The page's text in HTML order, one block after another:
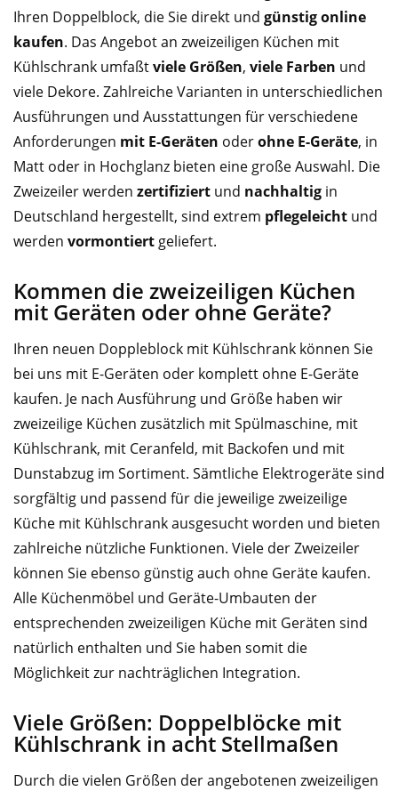
Ihren Doppelblock, die Sie direkt und günstig online
kaufen. Das Angebot an zweizeiligen Küchen mit
Kühlschrank umfaßtviele Größen, viele Farben und
viele Dekore. Zahlreiche Varianten in unterschiedlichen
Ausführungen und Ausstattungen für verschiedene
Anforderungen mit E-Geräten oderohne E-Geräte, in
Matt oder in Hochglanz bieten eine große Auswahl. Die
Zweizeiler werden zertifiziert und nachhaltig in
Deutschland hergestellt, sind extrem pflegeleicht und
werden vormontiert geliefert.
Kommen die zweizeiligen Küchen
mit Geräten oder ohne Geräte?
Ihren neuen Doppleblock mit Kühlschrank können Sie
bei uns mit E-Geräten oder komplett ohne E-Geräte
kaufen. Je nach Ausführung und Größe haben wir
zweizeilige Küchen zusätzlich mit Spülmaschine, mit
Kühlschrank, mit Ceranfeld, mit Backofen und mit
Dunstabzug im Sortiment. Sämtliche Elektrogeräte sind
sorgfältig und passend für die jeweilige zweizeilige
Küche mit Kühlschrank ausgesucht worden und bieten
zahlreiche nützliche Funktionen. Viele der Zweizeiler
können Sie ebenso günstig auch ohne Geräte kaufen.
Alle Küchenmöbel und Geräte-Umbauten der
entsprechenden zweizeiligen Küche mit Geräten sind
natürlich enthalten und Sie haben somit die
Möglichkeit zur nachträglichen Integration.
Viele Größen: Doppelblöcke mit
Kühlschrank in acht Stellmaßen
Durch die vielen Größen der angebotenen zweizeiligen